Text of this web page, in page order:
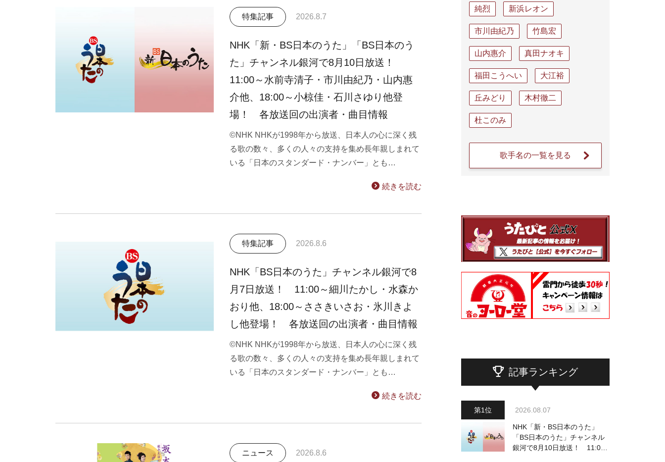
特集記事 2026.8.7
NHK「新・BS日本のうた」「BS日本のう
た」チャンネル銀河で8月10日放送！
11:00～水前寺清子・市川由紀乃・山内惠
介他、18:00～小椋佳・石川さゆり他登
場！ 各放送回の出演者・曲目情報
©NHK NHKが1998年から放送、日本人の心に深く残
る歌の数々、多くの人々の支持を集め長年親しまれて
いる「日本のスタンダード・ナンバー」とも…
続きを読む
特集記事 2026.8.6
NHK「BS日本のうた」チャンネル銀河で8
月7日放送！ 11:00～細川たかし・水森か
おり他、18:00～ささきいさお・氷川きよ
し他登場！ 各放送回の出演者・曲目情報
©NHK NHKが1998年から放送、日本人の心に深く残
る歌の数々、多くの人々の支持を集め長年親しまれて
いる「日本のスタンダード・ナンバー」とも…
続きを読む
ニュース 2026.8.6
純烈 新浜レオン
市川由紀乃 竹島宏
山内惠介 真田ナオキ
福田こうへい 大江裕
丘みどり 木村徹二
杜このみ
歌手名の一覧を見る
記事ランキング
2026.08.07
NHK「新・BS日本のうた」
「BS日本のうた」チャンネル
銀河で8月10日放送！ 11:00